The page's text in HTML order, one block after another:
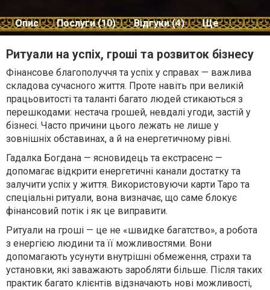
Опис Послуги (10) Відгуки (4) Ще
Ритуали на успіх, гроші та розвиток бізнесу
Фінансове благополуччя та успіх у справах — важлива
складова сучасного життя. Проте навіть при великій
працьовитості та таланті багато людей стикаються з
перешкодами: нестача грошей, невдалі угоди, застій у
бізнесі. Часто причини цього лежать не лише у
зовнішніх обставинах, а й на енергетичному рівні.
Гадалка Богдана — ясновидець та екстрасенс —
допомагає відкрити енергетичні канали достатку та
залучити успіх у життя. Використовуючи карти Таро та
спеціальні ритуали, вона визначає, що саме блокує
фінансовий потік і як це виправити.
Ритуали на гроші — це не «швидке багатство», а робота
з енергією людини та її можливостями. Вони
допомагають усунути внутрішні обмеження, страхи та
установки, які заважають заробляти більше. Після таких
практик багато клієнтів відзначають нові можливості,